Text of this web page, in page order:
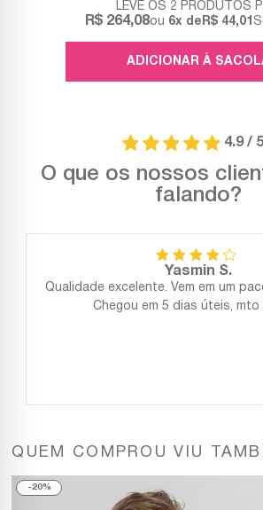
LEVE OS 2 PRODUTOS
R$ 264,08 6x R$ 44,01
4.9 /
O que os nossos
falando?
Yasmin S.
Qualidade excelente. Vem em um
Chegou em 5 dias úteis, mto
QUEM COMPROU VIU
20%